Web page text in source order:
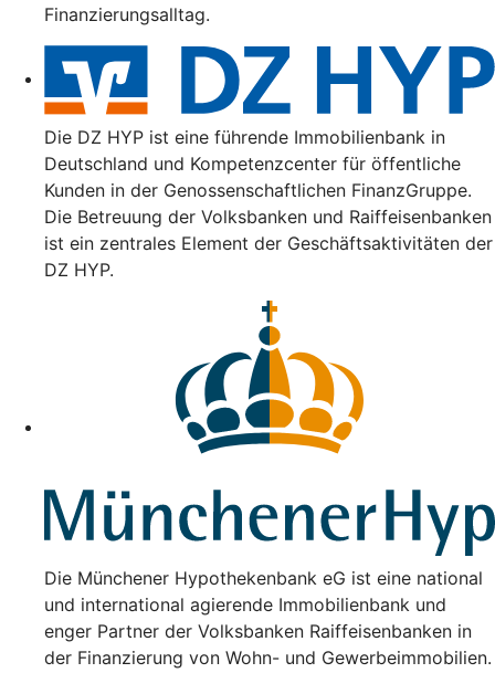
Finanzierungsalltag.
Die DZ HYP ist eine führende Immobilienbank in
Deutschland und Kompetenzcenter für öffentliche
Kunden in der Genossenschaftlichen FinanzGruppe.
Die Betreuung der Volksbanken und Raiffeisenbanken
ist ein zentrales Element der Geschäftsaktivitäten der
DZ HYP.
Die Münchener Hypothekenbank eG ist eine national
und international agierende Immobilienbank und
enger Partner der Volksbanken Raiffeisenbanken in
der Finanzierung von Wohn- und Gewerbeimmobilien.